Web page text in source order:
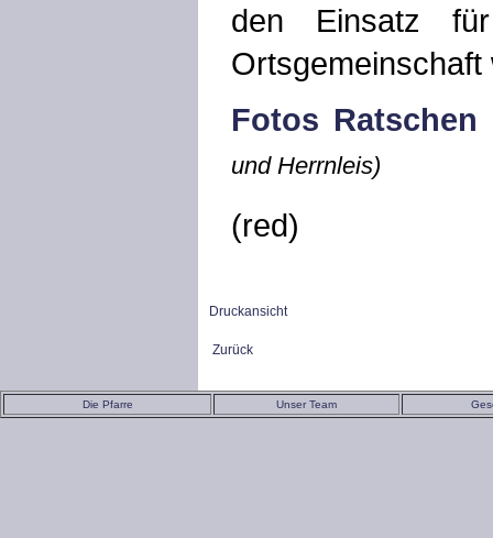
den Einsatz
Fotos Ratschen
und Herrnleis)
(red)
Druckansicht
Zurück
Die Pfarre Unser Team